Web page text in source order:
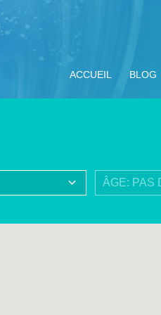
ACCUEIL BLOG
Vivre le Jubilé 2025TOUS